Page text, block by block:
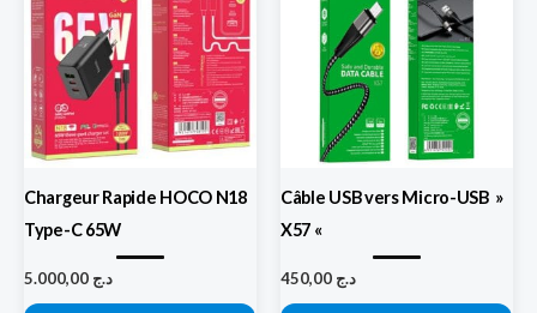
Chargeur Rapide HOCO N18
Type-C 65W
د.ج
Câble USB vers Micro-USB »
X57 «
د.ج